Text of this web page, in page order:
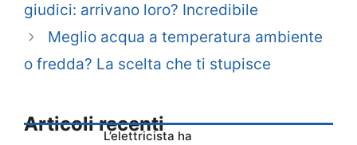
giudici: arrivano loro? Incredibile
Meglio acqua a temperatura ambiente
o fredda? La scelta che ti stupisce
Articoli recenti
L’elettricista ha